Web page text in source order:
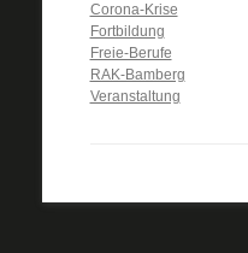
Corona-Krise
Fortbildung
Freie-Berufe
RAK-Bamberg
Veranstaltung